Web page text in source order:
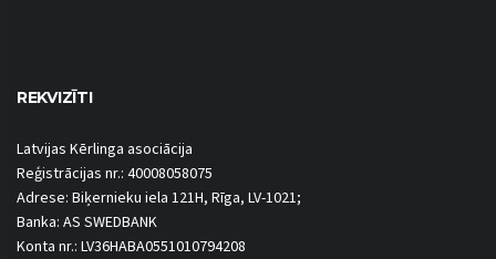
REKVIZĪTI
Latvijas Kērlinga asociācija
Reģistrācijas nr.: 40008058075
Adrese: Biķernieku iela 121H, Rīga, LV-1021;
Banka: AS SWEDBANK
Konta nr.: LV36HABA0551010794208